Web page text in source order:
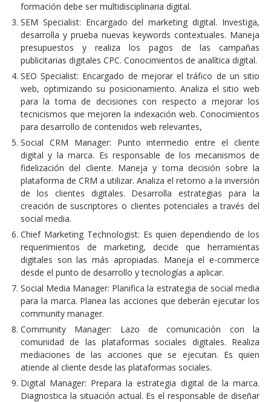
formación debe ser multidisciplinaria digital.
SEM Specialist: Encargado del marketing digital. Investiga,
desarrolla y prueba nuevas keywords contextuales. Maneja
presupuestos y realiza los pagos de las campañas
publicitarias digitales CPC. Conocimientos de analítica digital.
SEO Specialist: Encargado de mejorar el tráfico de un sitio
web, optimizando su posicionamiento. Analiza el sitio web
para la toma de decisiones con respecto a mejorar los
tecnicismos que mejoren la indexación web. Conocimientos
para desarrollo de contenidos web relevantes,
Social CRM Manager: Punto intermedio entre el cliente
digital y la marca. Es responsable de los mecanismos de
fidelización del cliente. Maneja y toma decisión sobre la
plataforma de CRM a utilizar. Analiza el retorno a la inversión
de los clientes digitales. Desarrolla estrategias para la
creación de suscriptores o clientes potenciales a través del
social media.
Chief Marketing Technologist: Es quien dependiendo de los
requerimientos de marketing, decide que herramientas
digitales son las más apropiadas. Maneja el e-commerce
desde el punto de desarrollo y tecnologías a aplicar.
Social Media Manager: Planifica la estrategia de social media
para la marca. Planea las acciones que deberán ejecutar los
community manager.
Community Manager: Lazo de comunicación con la
comunidad de las plataformas sociales digitales. Realiza
mediaciones de las acciones que se ejecutan. Es quien
atiende al cliente desde las plataformas sociales.
Digital Manager: Prepara la estrategia digital de la marca.
Diagnostica la situación actual. Es el responsable de diseñar